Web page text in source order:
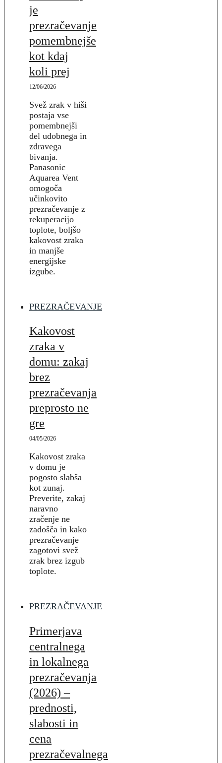
je
prezračevanje
pomembnejše
kot kdaj
koli prej
12/06/2026
Svež zrak v hiši
postaja vse
pomembnejši
del udobnega in
zdravega
bivanja.
Panasonic
Aquarea Vent
omogoča
učinkovito
prezračevanje z
rekuperacijo
toplote, boljšo
kakovost zraka
in manjše
energijske
izgube.
PREZRAČEVANJE
Kakovost
zraka v
domu: zakaj
brez
prezračevanja
preprosto ne
gre
04/05/2026
Kakovost zraka
v domu je
pogosto slabša
kot zunaj.
Preverite, zakaj
naravno
zračenje ne
zadošča in kako
prezračevanje
zagotovi svež
zrak brez izgub
toplote.
PREZRAČEVANJE
Primerjava
centralnega
in lokalnega
prezračevanja
(2026) –
prednosti,
slabosti in
cena
prezračevalnega